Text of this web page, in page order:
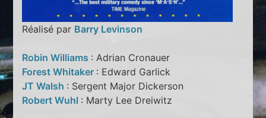
Réalisé par Barry Levinson
Robin Williams : Adrian Cronauer
Forest Whitaker : Edward Garlick
JT Walsh : Sergent Major Dickerson
Robert Wuhl : Marty Lee Dreiwitz